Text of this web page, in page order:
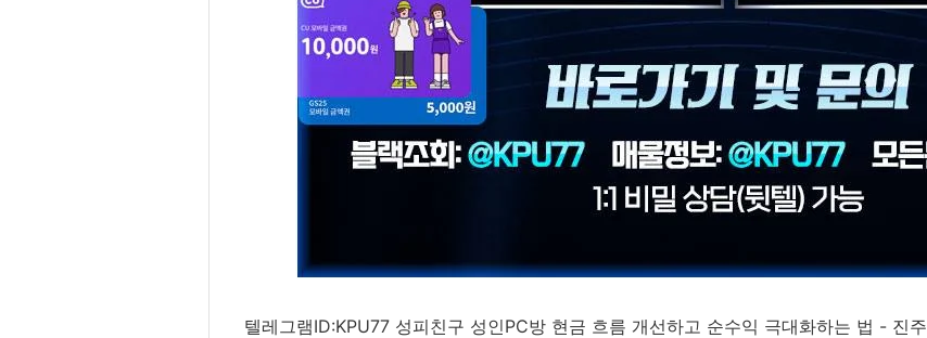
텔레그램ID:KPU77 성피친구 성인PC방 현금 흐름 개선하고 순수익 극대화하는 법 - 진주